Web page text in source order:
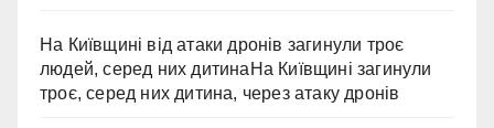
На Київщині від атаки дронів загинули троє
людей, серед них дитинаНа Київщині загинули
троє, серед них дитина, через атаку дронів